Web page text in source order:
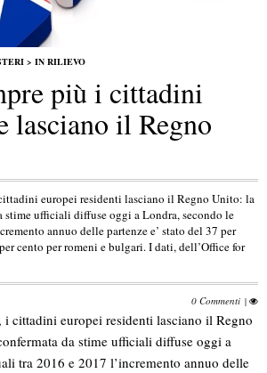
> IN RILIEVO
più i cittadini
lasciano il Regno
europei residenti lasciano il Regno Unito: la
stime ufficiali diffuse oggi a Londra, secondo le
annuo delle partenze e’ stato del 37 per
cento per romeni e bulgari. I dati, dell’Office for
0 Commenti |
cittadini europei residenti lasciano il Regno
da stime ufficiali diffuse oggi a
tra 2016 e 2017 l’incremento annuo delle